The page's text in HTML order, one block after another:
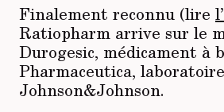
Finalement reconnu (lire
Ratiopharm arrive sur le
Durogesic, médicament à
Pharmaceutica,
Johnson&Johnson.